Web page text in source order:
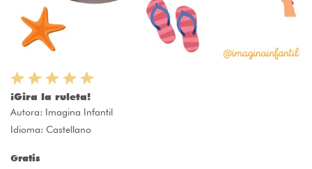
¡Gira la ruleta!
Autora: Imagina Infantil
Idioma: Castellano
Gratis